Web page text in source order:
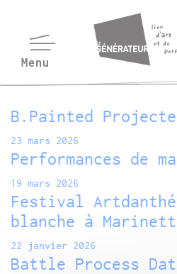
B.Painted
23 mars 2026
Performances de
19 mars 2026
Festival
blanche à
22 janvier 2026
Battle Process Dat